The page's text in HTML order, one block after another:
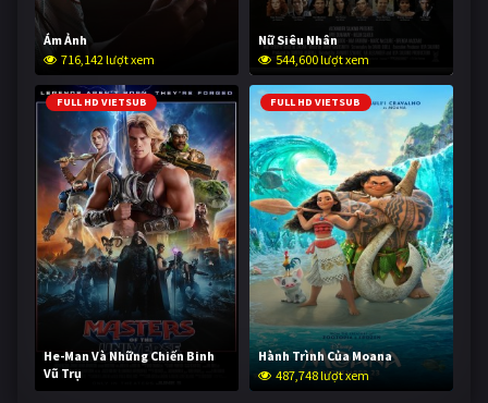
Ám Ảnh
716,142 lượt xem
Nữ Siêu Nhân
544,600 lượt xem
FULL HD VIETSUB
He-Man Và Những Chiến Binh
Vũ Trụ
236,249 lượt xem
FULL HD VIETSUB
Hành Trình Của Moana
487,748 lượt xem